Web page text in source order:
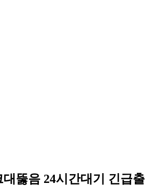
뚫음 24시간대기 긴급출